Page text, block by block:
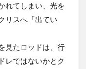
れてしまい、光を
リスへ「出てい
見たロッドは、行
レではないかとク